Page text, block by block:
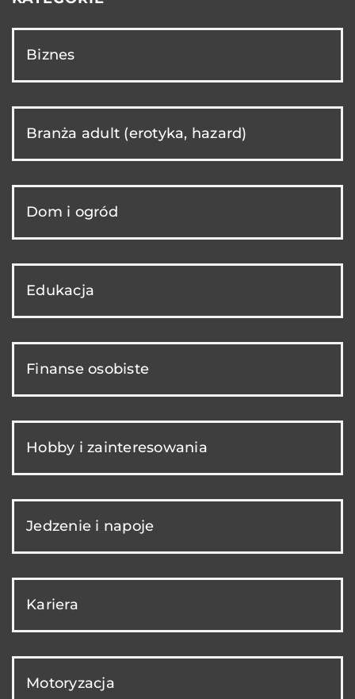
Biznes
Branża adult (erotyka, hazard)
Dom i ogród
Edukacja
Finanse osobiste
Hobby i zainteresowania
Jedzenie i napoje
Kariera
Motoryzacja